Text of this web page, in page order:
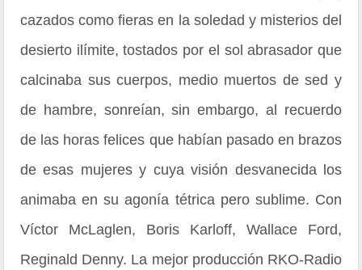
cazados como fieras en la soledad y misterios del
desierto ilímite, tostados por el sol abrasador que
calcinaba sus cuerpos, medio muertos de sed y
de hambre, sonreían, sin embargo, al recuerdo
de las horas felices que habían pasado en brazos
de esas mujeres y cuya visión desvanecida los
animaba en su agonía tétrica pero sublime. Con
Víctor McLaglen, Boris Karloff, Wallace Ford,
Reginald Denny. La mejor producción RKO-Radio